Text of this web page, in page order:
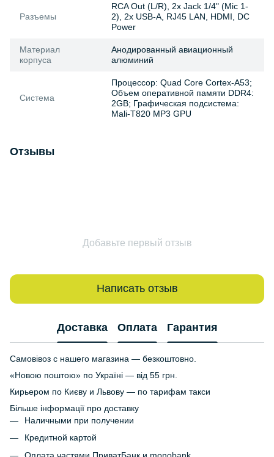
Разъемы
RCA Out (L/R), 2x Jack 1/4" (Mic 1-
2), 2x USB-A, RJ45 LAN, HDMI, DC
Power
Материал
корпуса
Анодированный авиационный
алюминий
Система
Процессор: Quad Core Cortex-A53;
Объем оперативной памяти DDR4:
2GB; Графическая подсистема:
Mali-T820 MP3 GPU
Отзывы
Добавьте первый отзыв
Написать отзыв
Доставка Оплата Гарантия
Самовівоз с нашего магазина — безкоштовно.
«Новою поштою» по Україні — від 55 грн.
Кирьером по Києву и Львову — по тарифам такси
Більше інформації про доставку
Наличными при получении
Кредитной картой
Оплата частями ПриватБанк и monobank